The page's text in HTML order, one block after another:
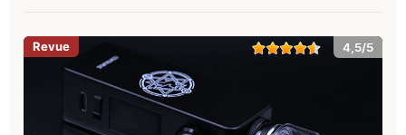
4,5/5